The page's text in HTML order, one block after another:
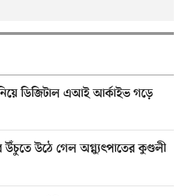
ডিজিটাল এআই আর্কাইভ গড়ে
উঁচুতে উঠে গেল অগ্ন্যুৎপাতের কুণ্ডলী